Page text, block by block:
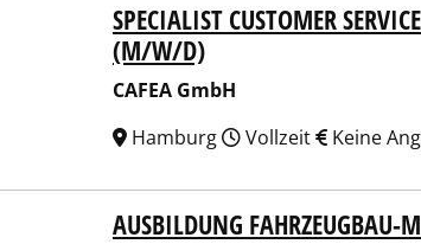
SPECIALIST CUSTOMER
(M/W/D)
CAFEA GmbH
Hamburg
Vollzeit Keine
Fahrzeugbau GmbH
AUSBILDUNG